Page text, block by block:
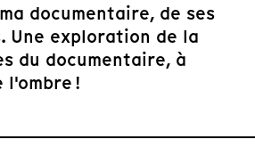
documentaire, de ses
Une exploration de la
du documentaire, à
!